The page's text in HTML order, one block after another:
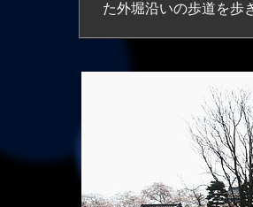
た外堀沿いの歩道を歩